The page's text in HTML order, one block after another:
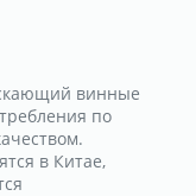
винные
по
в Китае,